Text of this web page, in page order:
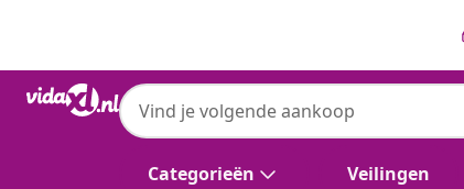
Categorieën Veilingen